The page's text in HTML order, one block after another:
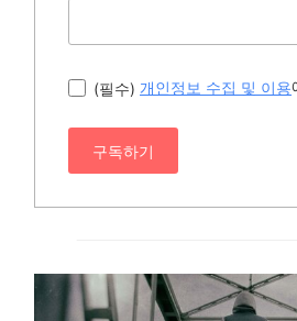
(필수) 개인정보 수집 및 이용
구독하기